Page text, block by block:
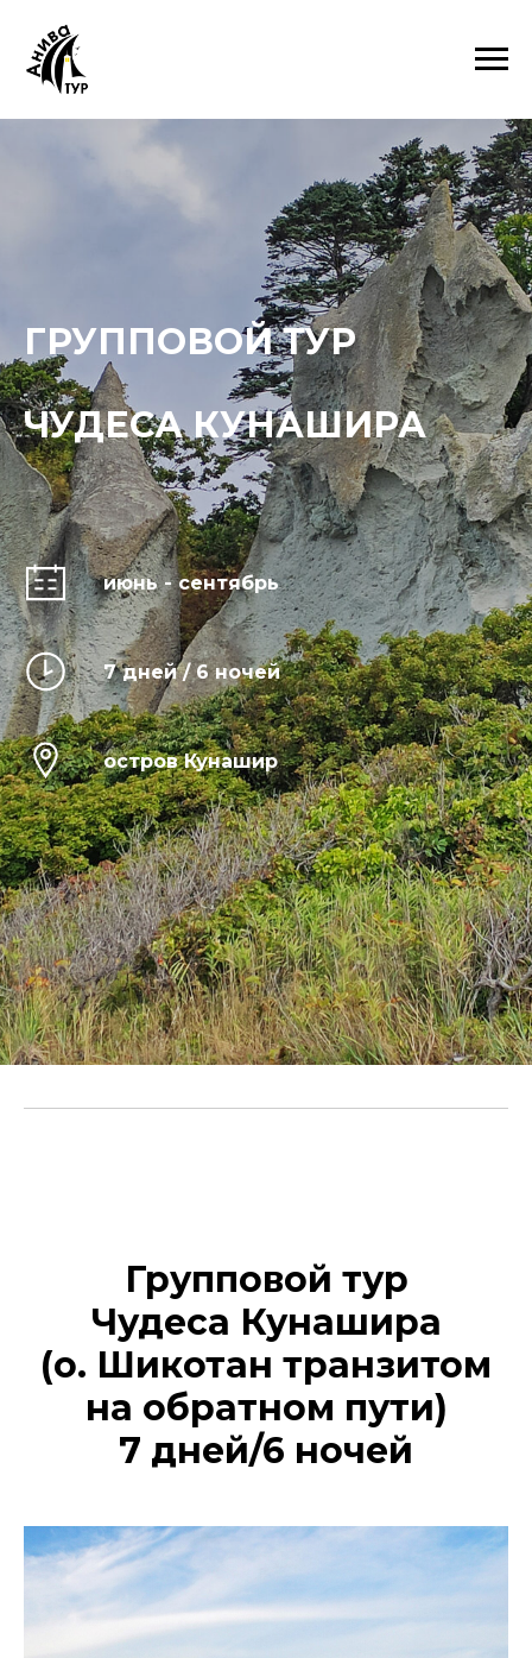
ГРУППОВОЙ ТУР
ЧУДЕСА КУНАШИРА
июнь - сентябрь
7 дней / 6 ночей
остров Кунашир
Групповой тур
Чудеса Кунашира
(о. Шикотан транзитом
на обратном пути)
7 дней/6 ночей